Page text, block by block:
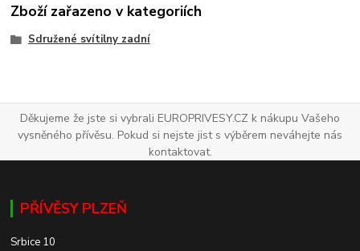
Zboží zařazeno v kategoriích
Sdružené svítilny zadní
Děkujeme že jste si vybrali EUROPRIVESY.CZ k nákupu Vašeho
vysněného přívěsu. Pokud si nejste jist s výběrem neváhejte nás
kontaktovat.
PŘÍVĚSY PLZEŇ
Srbice 10